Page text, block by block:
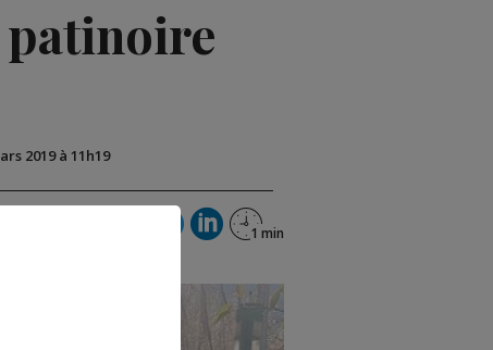
patinoire
2019 à 11h19